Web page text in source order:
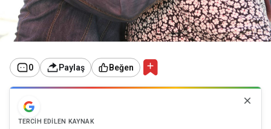
0 Paylaş Beğen
TERCIH EDILEN KAYNAK